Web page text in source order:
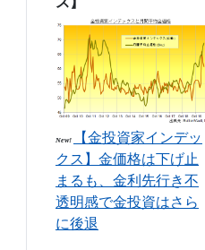
New!
【金投資家インデッ
クス】金価格は下げ止
まるも、金利先行き不
透明感で金投資はさら
に後退